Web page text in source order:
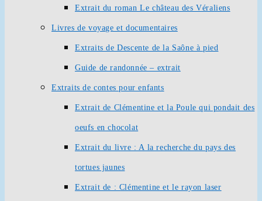
Extrait du roman Le château des Véraliens
Livres de voyage et documentaires
Extraits de Descente de la Saône à pied
Guide de randonnée – extrait
Extraits de contes pour enfants
Extrait de Clémentine et la Poule qui pondait des
oeufs en chocolat
Extrait du livre : A la recherche du pays des
tortues jaunes
Extrait de : Clémentine et le rayon laser